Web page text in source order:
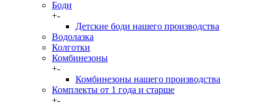
Боди
+-
Детские боди нашего производства
Водолазка
Колготки
Комбинезоны
+-
Комбинезоны нашего производства
Комплекты от 1 года и старше
+-